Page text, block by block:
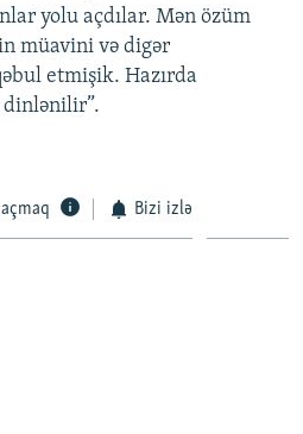
yolu açdılar. Mən özüm
müavini və digər
etmişik. Hazırda
dinlənilir”.
Bizi izlə